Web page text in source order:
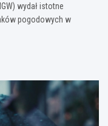
wydał istotne
pogodowych w